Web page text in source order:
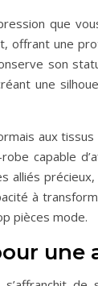
que
offrant une
son
une
aux
capable
alliés
à
pièces mode.